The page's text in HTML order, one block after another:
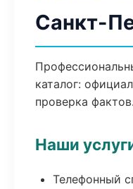
Санкт-
каталог:
проверка фактов.
Наши
Телефонный